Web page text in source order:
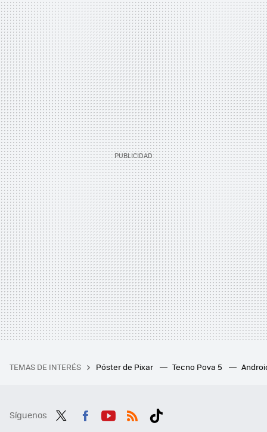
TEMAS DE INTERÉS Póster de Pixar Tecno Pova 5
Síguenos